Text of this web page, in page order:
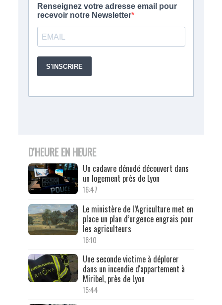
D'HEURE EN HEURE
Un cadavre dénudé découvert dans
un logement près de Lyon
16:47
Le ministère de l’Agriculture met en
place un plan d’urgence engrais pour
les agriculteurs
16:10
Une seconde victime à déplorer
dans un incendie d'appartement à
Miribel, près de Lyon
15:44